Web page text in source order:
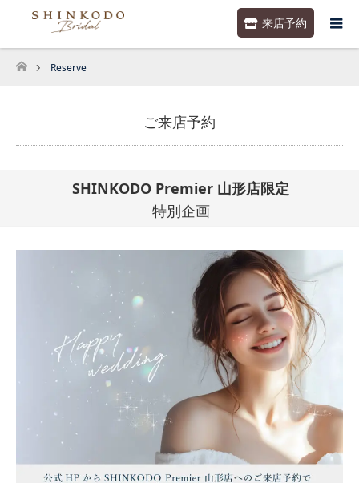
来店予約
ホーム
Reserve
ご来店予約
SHINKODO Premier 山形店限定
特別企画